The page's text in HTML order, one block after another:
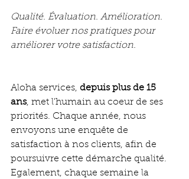
Qualité. Évaluation. Amélioration.
Faire évoluer nos pratiques pour
améliorer votre satisfaction.
Aloha services, depuis plus de 15
ans, met l'humain au coeur de ses
priorités. Chaque année, nous
envoyons une enquête de
satisfaction à nos clients, afin de
poursuivre cette démarche qualité.
Egalement, chaque semaine la